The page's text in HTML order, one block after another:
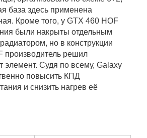
база здесь применена
Кроме того, у GTX 460 HOF
были накрыты отдельным
но в конструкции
производитель решил
элемент. Судя по всему, Galaxy
повысить КПД
и снизить нагрев её